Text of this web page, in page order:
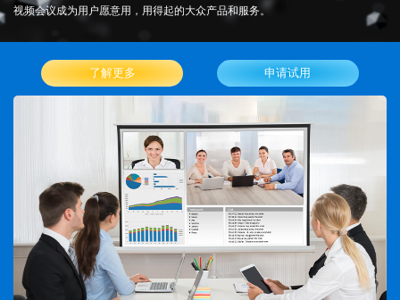
视频会议成为用户愿意用，用得起的大众产品和服务。
了解更多 申请试用